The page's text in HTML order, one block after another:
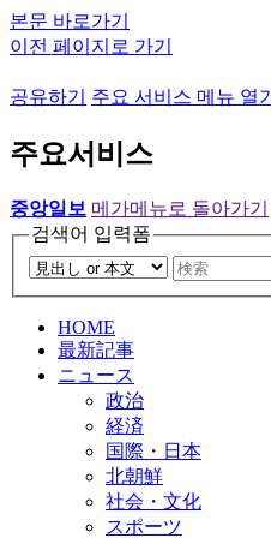
본문 바로가기
이전 페이지로 가기
공유하기 주요 서비스 메뉴 열기
주요서비스
중앙일보 메가메뉴로 돌아가기
검색어 입력폼
HOME
最新記事
ニュース
政治
経済
国際・日本
北朝鮮
社会・文化
スポーツ